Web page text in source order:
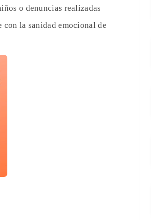
o denuncias realizadas
la sanidad emocional de